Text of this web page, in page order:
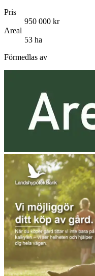
Pris
950 000 kr
Areal
53 ha
Förmedlas av